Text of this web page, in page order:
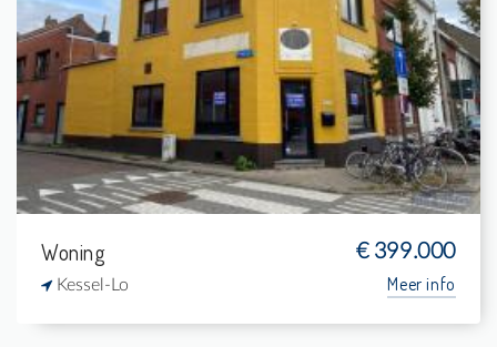
1
126 m²
161 m²
Woning € 399.000
Kessel-Lo Meer info